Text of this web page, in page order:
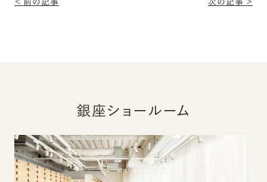
銀座ショールーム